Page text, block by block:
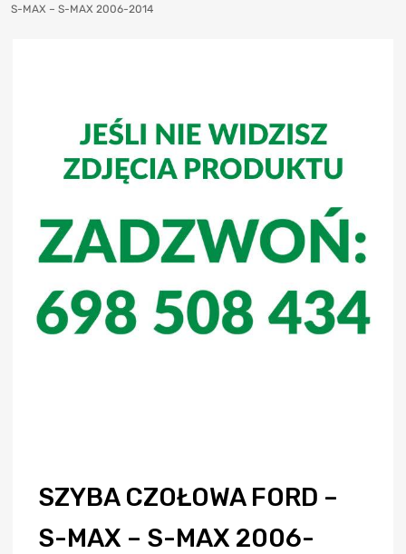
S-MAX – S-MAX 2006-2014
SZYBA CZOŁOWA FORD –
S-MAX – S-MAX 2006-